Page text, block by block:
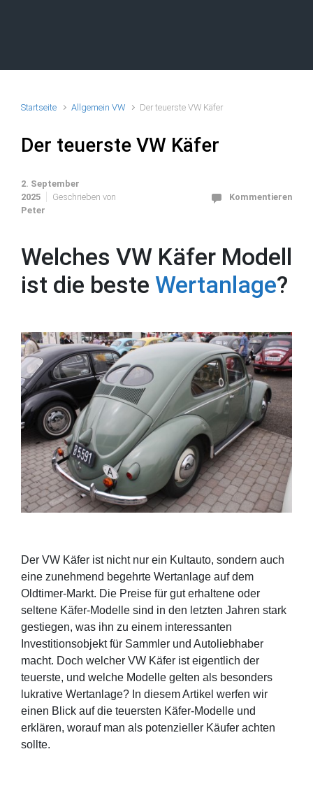
Startseite Allgemein VW Der teuerste VW Käfer
Der teuerste VW Käfer
2. September
2025
Geschrieben von
Peter
Kommentieren
Welches VW Käfer Modell
ist die beste Wertanlage?
Der VW Käfer ist nicht nur ein Kultauto, sondern auch
eine zunehmend begehrte Wertanlage auf dem
Oldtimer-Markt. Die Preise für gut erhaltene oder
seltene Käfer-Modelle sind in den letzten Jahren stark
gestiegen, was ihn zu einem interessanten
Investitionsobjekt für Sammler und Autoliebhaber
macht. Doch welcher VW Käfer ist eigentlich der
teuerste, und welche Modelle gelten als besonders
lukrative Wertanlage? In diesem Artikel werfen wir
einen Blick auf die teuersten Käfer-Modelle und
erklären, worauf man als potenzieller Käufer achten
sollte.